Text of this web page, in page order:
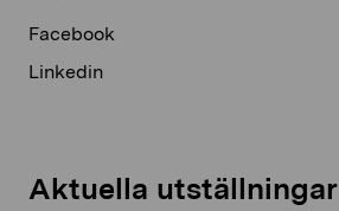
Facebook
Linkedin
Aktuella utställningar